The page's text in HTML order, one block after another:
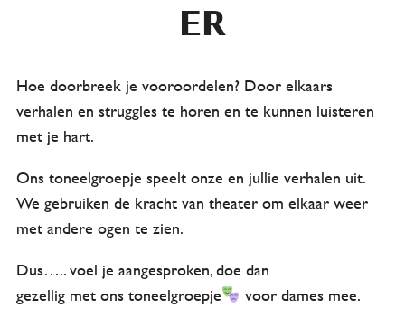
er
Hoe doorbreek je vooroordelen? Door elkaars
verhalen en struggles te horen en te kunnen luisteren
met je hart.
Ons toneelgroepje speelt onze en jullie verhalen uit.
We gebruiken de kracht van theater om elkaar weer
met andere ogen te zien.
Dus….. voel je aangesproken, doe dan
gezellig met ons toneelgroepje
voor dames mee.